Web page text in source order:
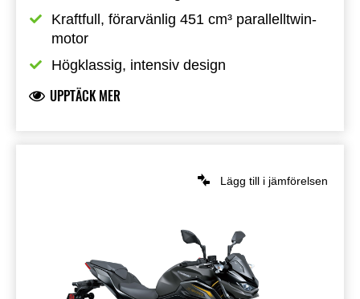
Kraftfull, förarvänlig 451 cm³ parallelltwin-
motor
Högklassig, intensiv design
UPPTÄCK MER
Lägg till i jämförelsen